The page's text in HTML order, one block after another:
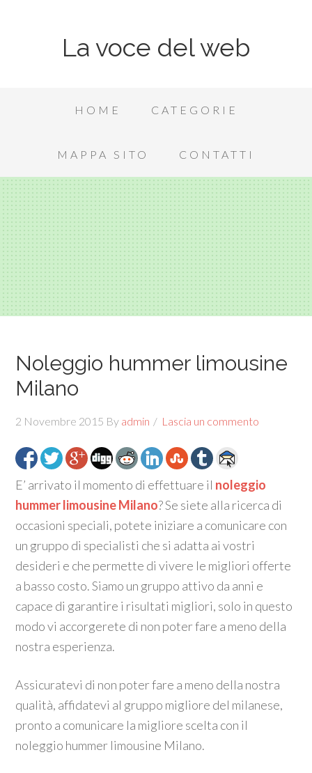
La voce del web
HOME CATEGORIE
MAPPA SITO CONTATTI
Noleggio hummer limousine
Milano
2 Novembre 2015 By admin Lascia un commento
E’ arrivato il momento di effettuare il noleggio
hummer limousine Milano? Se siete alla ricerca di
occasioni speciali, potete iniziare a comunicare con
un gruppo di specialisti che si adatta ai vostri
desideri e che permette di vivere le migliori offerte
a basso costo. Siamo un gruppo attivo da anni e
capace di garantire i risultati migliori, solo in questo
modo vi accorgerete di non poter fare a meno della
nostra esperienza.
Assicuratevi di non poter fare a meno della nostra
qualità, affidatevi al gruppo migliore del milanese,
pronto a comunicare la migliore scelta con il
noleggio hummer limousine Milano.